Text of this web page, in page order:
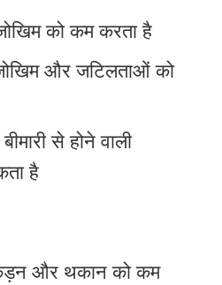
को कम करता है
और जटिलताओं को
से होने वाली
है
और थकान को कम